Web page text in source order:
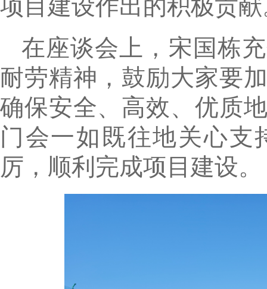
项目建设作出的积极贡
在座谈会上，宋国栋
耐劳精神，鼓励大家要
确保安全、高效、优质
门会一如既往地关心支
厉，顺利完成项目建设。